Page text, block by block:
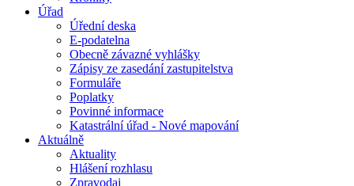
Úřad
Úřední deska
E-podatelna
Obecně závazné vyhlášky
Zápisy ze zasedání zastupitelstva
Formuláře
Poplatky
Povinné informace
Katastrální úřad - Nové mapování
Aktuálně
Aktuality
Hlášení rozhlasu
Zpravodaj